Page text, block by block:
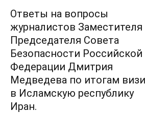
Ответы на вопросы
журналистов Заместителя
Председателя Совета
Безопасности Российской
Федерации Дмитрия
Медведева по итогам
в Исламскую республику
Иран.